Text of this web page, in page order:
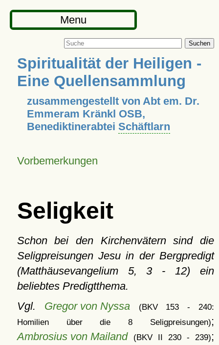
Menu
Suchen
Spiritualität der Heiligen -
Eine Quellensammlung
zusammengestellt von Abt em. Dr.
Emmeram Kränkl OSB,
Benediktinerabtei Schäftlarn
Vorbemerkungen
Seligkeit
Schon bei den Kirchenvätern sind die
Seligpreisungen Jesu in der Bergpredigt
(Matthäusevangelium 5, 3 - 12) ein
beliebtes Predigtthema.
Vgl. Gregor von Nyssa
(BKV 153 - 240:
Homilien über die 8 Seligpreisungen);
Ambrosius von Mailand
(BKV II 230 - 239);